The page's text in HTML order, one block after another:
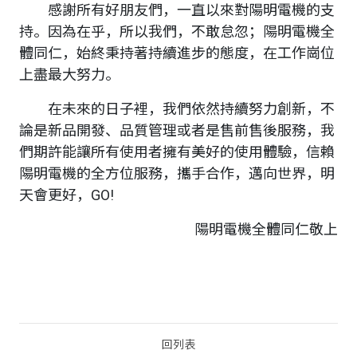
感謝所有好朋友們，一直以來對陽明電機的支
持。因為在乎，所以我們，不敢怠忽；陽明電機全
體同仁，始終秉持著持續進步的態度，在工作崗位
上盡最大努力。
在未來的日子裡，我們依然持續努力創新，不
論是新品開發、品質管理或者是售前售後服務，我
們期許能讓所有使用者擁有美好的使用體驗，信賴
陽明電機的全方位服務，攜手合作，邁向世界，明
天會更好，GO!
陽明電機全體同仁敬上
回列表